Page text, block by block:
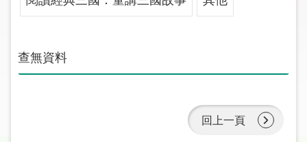
上
申
查無資料
回上一頁